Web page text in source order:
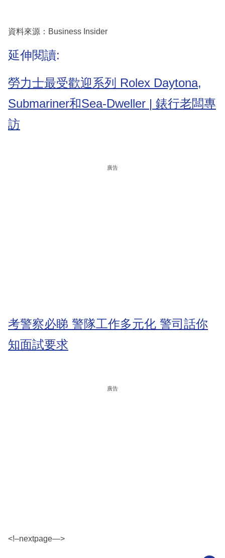
資料來源：Business Insider
延伸閱讀:
勞力士最受歡迎系列 Rolex Daytona,
Submariner和Sea-Dweller | 錶行老闆專
訪
廣告
考警察必睇 警隊工作多元化 警司話你
知面試要求
廣告
<!–nextpage—>